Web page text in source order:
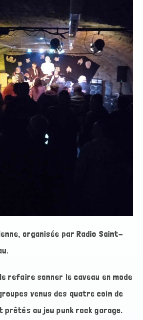
organisée par Radio Saint-
refaire sonner le caveau en mode
venus des quatre coin de
prêtés au jeu punk rock garage.